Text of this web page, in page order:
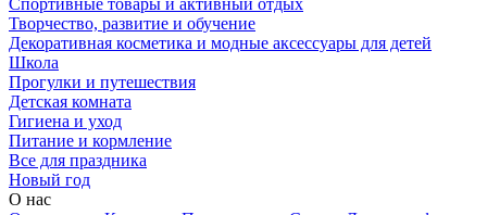
Творчество, развитие и обучение
Декоративная косметика и модные аксессуары для детей
Школа
Прогулки и путешествия
Детская комната
Гигиена и уход
Питание и кормление
Все для праздника
Новый год
О нас